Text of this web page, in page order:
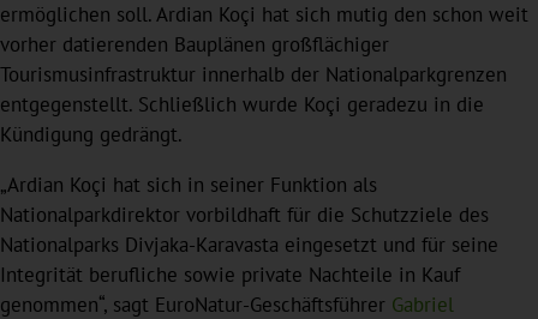
ermöglichen soll. Ardian Koçi hat sich mutig den schon weit
vorher datierenden Bauplänen großflächiger
Tourismusinfrastruktur innerhalb der Nationalparkgrenzen
entgegenstellt. Schließlich wurde Koçi geradezu in die
Kündigung gedrängt.
„Ardian Koçi hat sich in seiner Funktion als
Nationalparkdirektor vorbildhaft für die Schutzziele des
Nationalparks Divjaka-Karavasta eingesetzt und für seine
Integrität berufliche sowie private Nachteile in Kauf
genommen“, sagt EuroNatur-Geschäftsführer Gabriel